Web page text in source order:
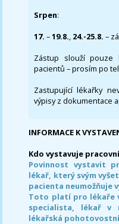
Srpen:
17. –19.8., 24.-25.8. –
Zástup slouží pouze
pacientů – prosím po
Zastupující lékařky
výpisy z dokumentace
INFORMACE K
Kdo vystavuje
Povinnost vystavit
lékař, který svým
pacienta neumožňuje
Toto platí pro lékaře
specialista, lékař v
lékařská pohotovostní